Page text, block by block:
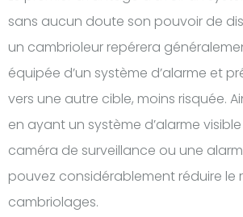
sans aucun doute son pouvoir de
un cambrioleur repérera
équipée d’un système d’alarme et
vers une autre cible, moins risquée.
en ayant un système d’alarme
caméra de surveillance ou une
pouvez considérablement réduire le
cambriolages.